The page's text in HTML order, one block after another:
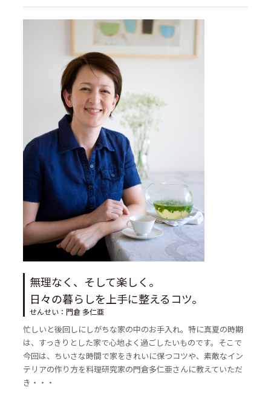
無理なく、そして楽しく。
日々の暮らしを上手に整えるコツ。
せんせい：門倉 多仁亜
忙しいと後回しにしがちな家の中のお手入れ。特に真夏の時期
は、すっきりとした家で心地よく過ごしたいものです。そこで
今回は、ちいさな時間で家をきれいに保つコツや、素敵なイン
テリアの作り方を料理研究家の門倉多仁亜さんに教えていただ
き・・・